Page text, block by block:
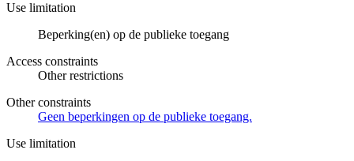
Use limitation
Beperking(en) op de publieke toegang
Access constraints
Other restrictions
Other constraints
Geen beperkingen op de publieke toegang.
Use limitation